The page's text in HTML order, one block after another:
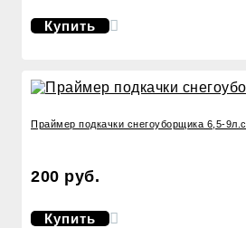
Купить
Праймер подкачки снегоуборщика 6,5-9л.с.
200 руб.
Купить